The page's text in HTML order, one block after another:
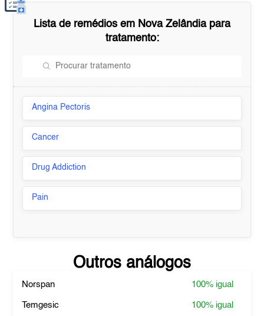
Lista de remédios em Nova Zelândiapara
tratamento:
Angina Pectoris
Cancer
Drug Addiction
Pain
Outros análogos
Norspan 100% igual
Temgesic 100% igual